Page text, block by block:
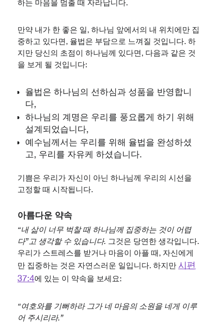
하는 마음을 멈출 때 자라납니다.
만약 내가 한 좋은 일, 하나님 앞에서의 내 위치에만 집
중하고 있다면, 율법은 부담으로 느껴질 것입니다. 하
지만 당신의 초점이 하나님께 있다면, 다음과 같은 것
을 보게 될 것입니다:
율법은 하나님의 선하심과 성품을 반영합니
다,
하나님의 계명은 우리를 풍요롭게 하기 위해
설계되었습니다,
예수님께서는 우리를 위해 율법을 완성하셨
고, 우리를 자유케 하셨습니다.
기쁨은 우리가 자신이 아닌 하나님께 우리의 시선을
고정할 때 시작됩니다.
아름다운 약속
“내 삶이 너무 벅찰 때 하나님께 집중하는 것이 어렵
다”고 생각할 수 있습니다. 그것은 당연한 생각입니다.
우리가 스트레스를 받거나 마음이 아플 때, 자신에게
만 집중하는 것은 자연스러운 일입니다. 하지만 시편
37:4에 있는 이 약속을 보세요:
“여호와를 기뻐하라 그가 네 마음의 소원을 네게 이루
어 주시리라.”